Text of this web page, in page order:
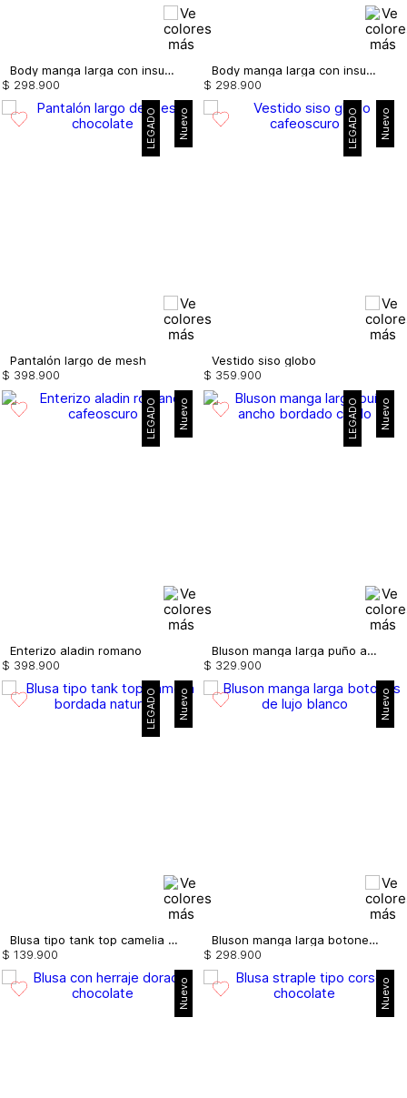
Body manga larga con insumos
$ 298 900
Body manga larga con insumos
$ 298 900
Nuevo
LEGADO
Pantalón largo de mesh
$ 398 900
Nuevo
LEGADO
Vestido siso globo
$ 359 900
Nuevo
LEGADO
Enterizo aladin romano
$ 398 900
Nuevo
LEGADO
Bluson manga larga puño ancho bordado
$ 329 900
Nuevo
LEGADO
Blusa tipo tank top camelia bordada
$ 139.900
Nuevo
Bluson manga larga botones de lujo
$ 298.900
Nuevo Nuevo